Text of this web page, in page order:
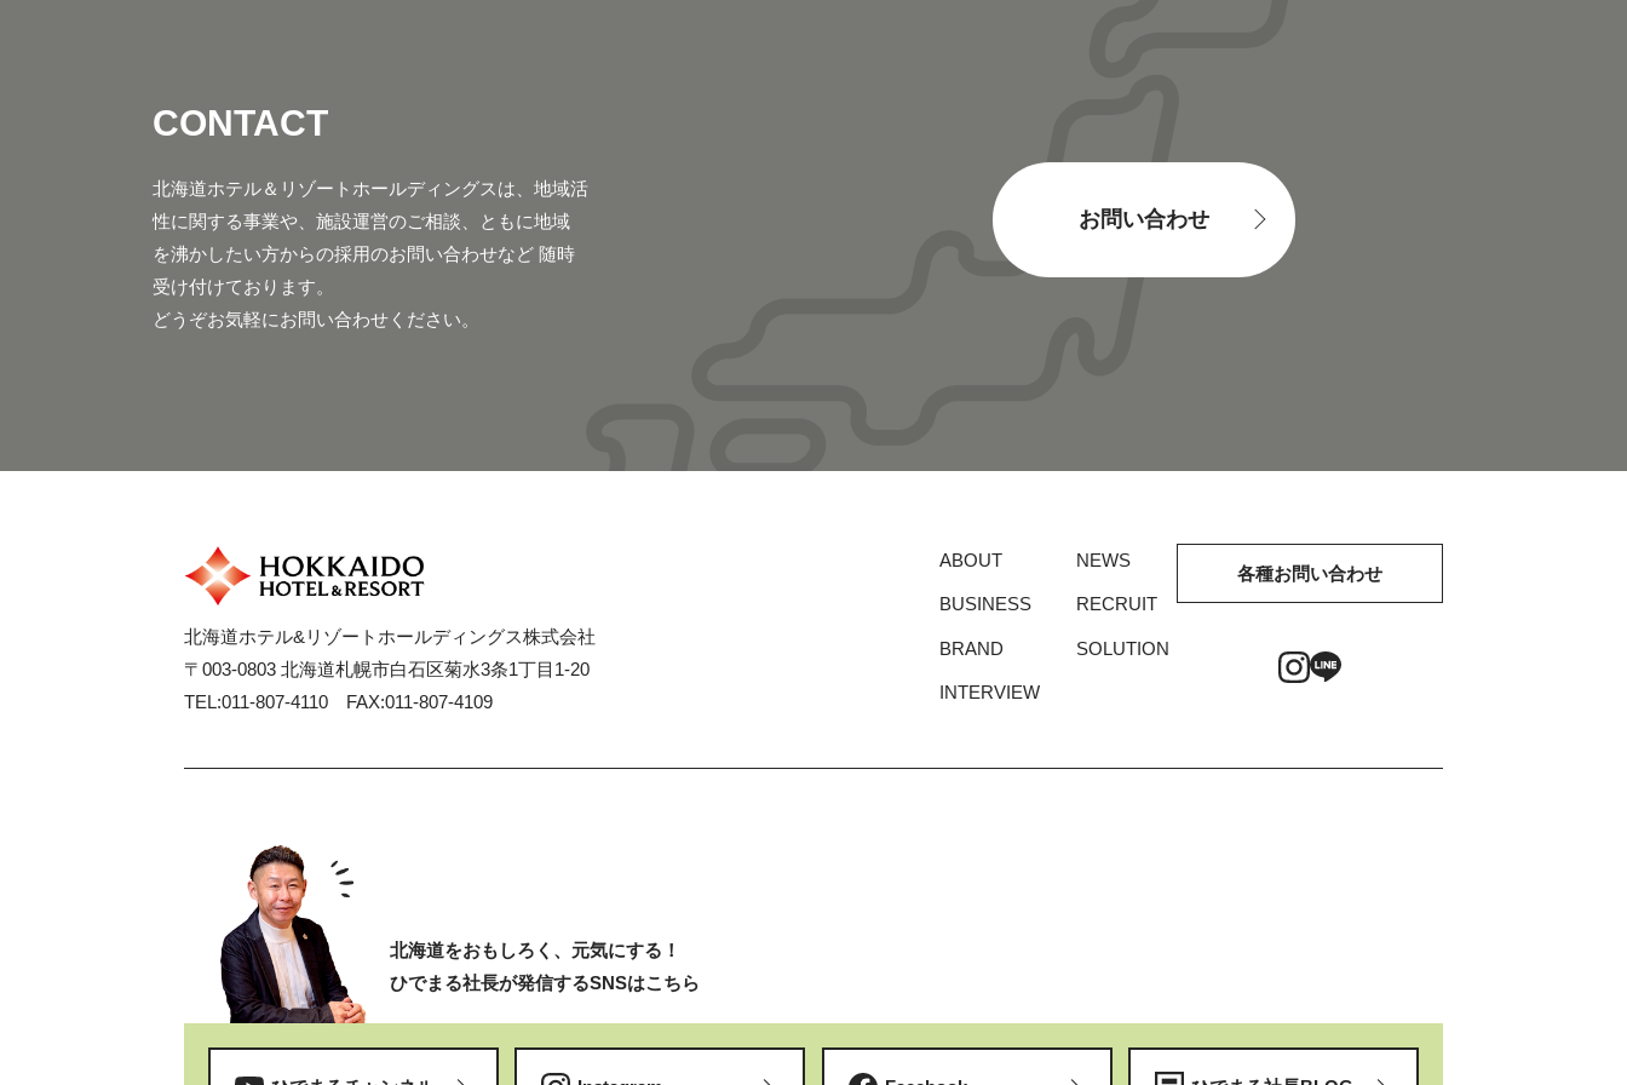
CONTACT
北海道ホテル＆リゾートホールディングスは、地域活
性に関する事業や、施設運営のご相談、ともに地域
を沸かしたい方からの採用のお問い合わせなど 随時
受け付けております。
どうぞお気軽にお問い合わせください。
お問い合わせ
北海道ホテル&リゾートホールディングス株式会社
〒003-0803 北海道札幌市白石区菊水3条1丁目1-20
TEL:011-807-4110 FAX:011-807-4109
ABOUT NEWS
BUSINESS RECRUIT
BRAND SOLUTION
INTERVIEW
各種お問い合わせ
北海道をおもしろく、元気にする！
ひでまる社長が発信するSNSはこちら